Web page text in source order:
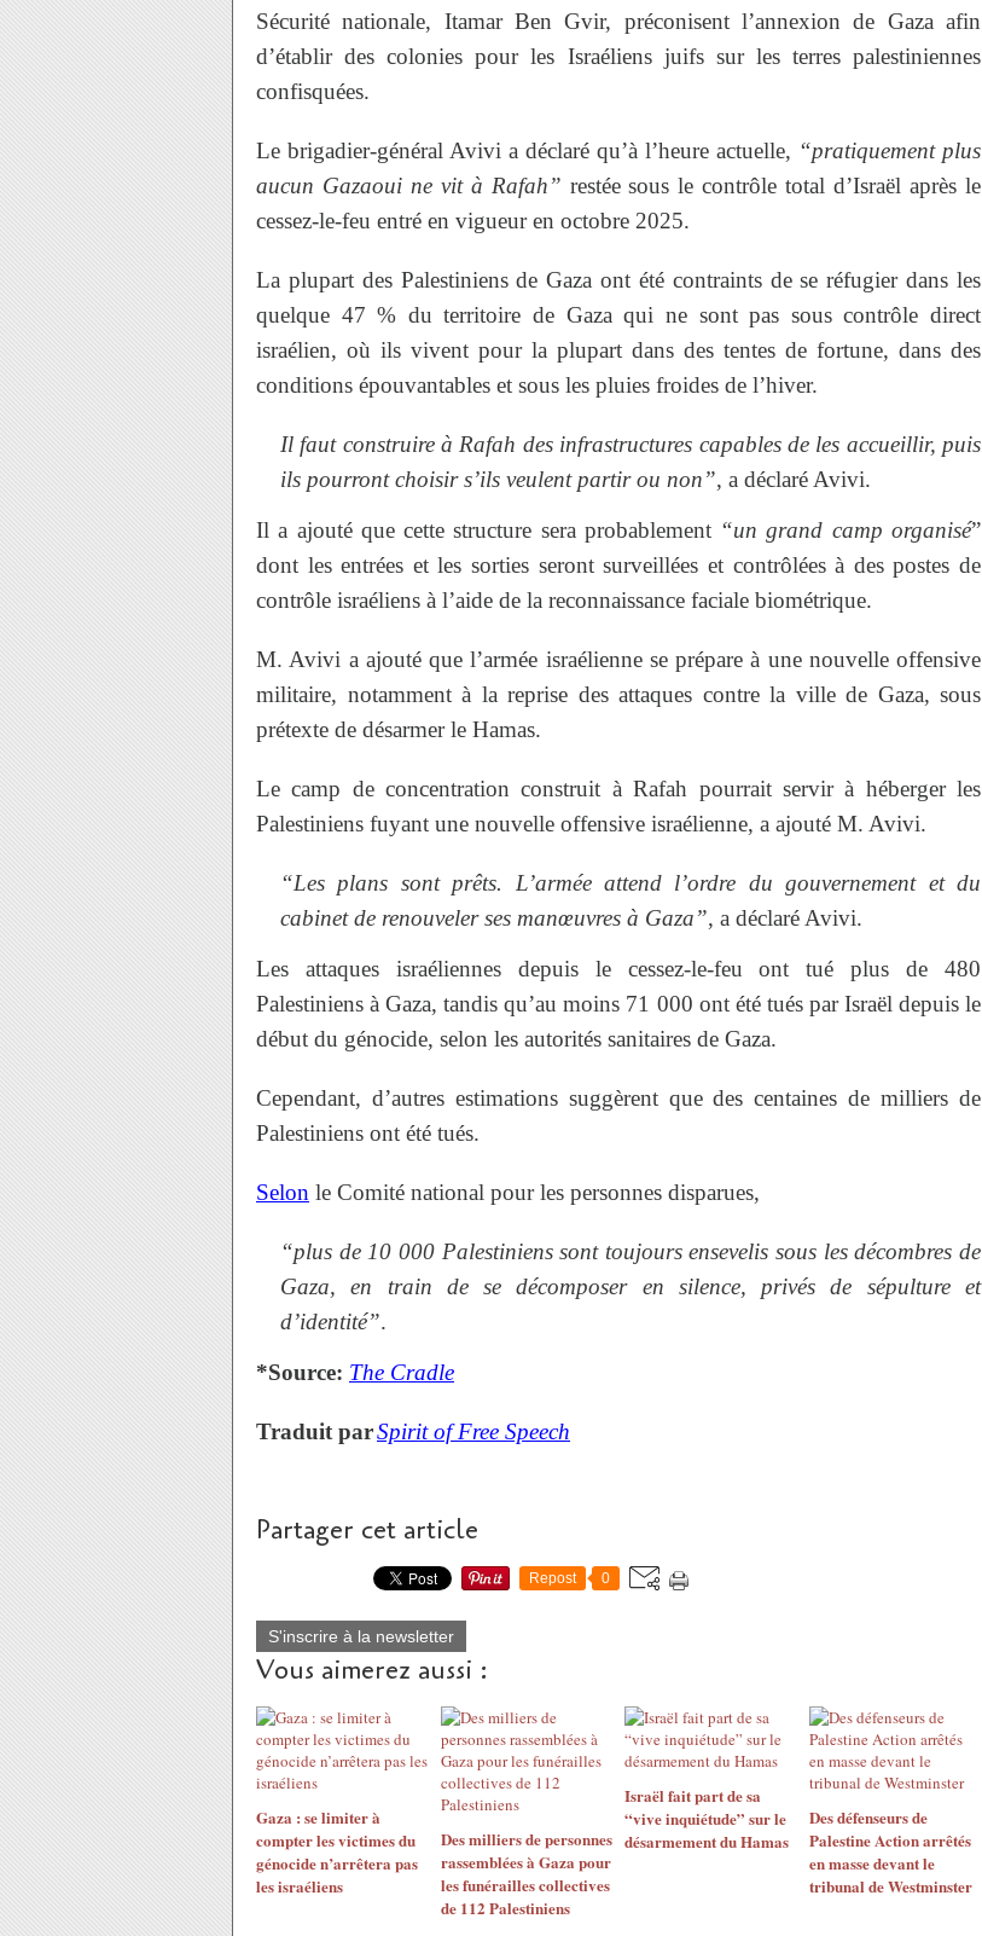
Sécurité nationale, Itamar Ben Gvir, préconisent l’annexion de Gaza afin
d’établir des colonies pour les Israéliens juifs sur les terres palestiniennes
confisquées.
Le brigadier-général Avivi a déclaré qu’à l’heure actuelle, “pratiquement plus
aucun Gazaoui ne vit à Rafah” restée sous le contrôle total d’Israël après le
cessez-le-feu entré en vigueur en octobre 2025.
La plupart des Palestiniens de Gaza ont été contraints de se réfugier dans les
quelque 47 % du territoire de Gaza qui ne sont pas sous contrôle direct
israélien, où ils vivent pour la plupart dans des tentes de fortune, dans des
conditions épouvantables et sous les pluies froides de l’hiver.
Il faut construire à Rafah des infrastructures capables de les accueillir, puis
ils pourront choisir s’ils veulent partir ou non”, a déclaré Avivi.
Il a ajouté que cette structure sera probablement “un grand camp organisé”
dont les entrées et les sorties seront surveillées et contrôlées à des postes de
contrôle israéliens à l’aide de la reconnaissance faciale biométrique.
M. Avivi a ajouté que l’armée israélienne se prépare à une nouvelle offensive
militaire, notamment à la reprise des attaques contre la ville de Gaza, sous
prétexte de désarmer le Hamas.
Le camp de concentration construit à Rafah pourrait servir à héberger les
Palestiniens fuyant une nouvelle offensive israélienne, a ajouté M. Avivi.
“Les plans sont prêts. L’armée attend l’ordre du gouvernement et du
cabinet de renouveler ses manœuvres à Gaza”, a déclaré Avivi.
Les attaques israéliennes depuis le cessez-le-feu ont tué plus de 480
Palestiniens à Gaza, tandis qu’au moins 71 000 ont été tués par Israël depuis le
début du génocide, selon les autorités sanitaires de Gaza.
Cependant, d’autres estimations suggèrent que des centaines de milliers de
Palestiniens ont été tués.
Selon le Comité national pour les personnes disparues,
“plus de 10 000 Palestiniens sont toujours ensevelis sous les décombres de
Gaza, en train de se décomposer en silence, privés de sépulture et
d’identité”.
*Source: The Cradle
Traduit parSpirit of Free Speech
Partager cet article
Repost 0
S'inscrire à la newsletter
Vous aimerez aussi :
Gaza : se limiter à
compter les victimes du
génocide n’arrêtera pas
les israéliens
Des milliers de personnes
rassemblées à Gaza pour
les funérailles collectives
de 112 Palestiniens
Israël fait part de sa
“vive inquiétude” sur le
désarmement du Hamas
Des défenseurs de
Palestine Action arrêtés
en masse devant le
tribunal de Westminster